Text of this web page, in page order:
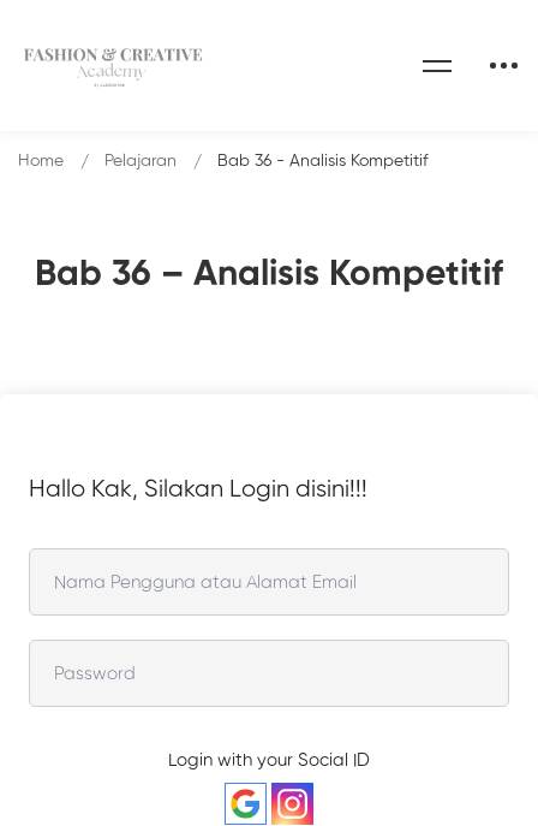
Bab 36 – Analisis Kompetitif
Home Pelajaran Bab 36 - Analisis Kompetitif
Hallo Kak, Silakan Login disini!!!
Login with your Social ID